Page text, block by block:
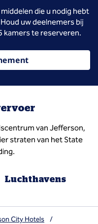
die u nodig hebt
uw deelnemers bij
kamers te reserveren.
van Jefferson,
straten van het State
Luchthavens
City Hotels
/